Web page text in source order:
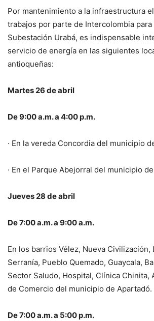
Por mantenimiento a la infraestructura
trabajos por parte de Intercolombia
Subestación Urabá, es indispensable
servicio de energía en las siguientes
antioqueñas:
Martes 26 de abril
De 9:00 a.m. a 4:00 p.m.
· En la vereda Concordia del municipio
· En el Parque Abejorral del municipio
Jueves 28 de abril
De 7:00 a.m. a 9:00 a.m.
En los barrios Vélez, Nueva Civilización,
Serranía, Pueblo Quemado, Guaycala,
Sector Saludo, Hospital, Clínica Chinita,
de Comercio del municipio de Apartadó.
De 7:00 a.m. a 5:00 p.m.